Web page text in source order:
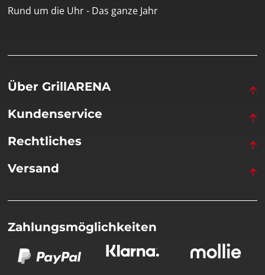
Rund um die Uhr - Das ganze Jahr
Über GrillARENA
Kundenservice
Rechtliches
Versand
Zahlungsmöglichkeiten